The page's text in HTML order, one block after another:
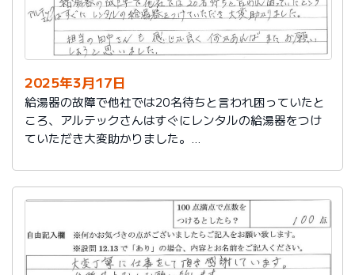
2025年3月17日
給湯器の故障で他社では20名待ちと言われ困っていたと
ころ、アルテックさんはすぐにレンタルの給湯器をつけ
ていただき大変助かりました。
うと思いました。